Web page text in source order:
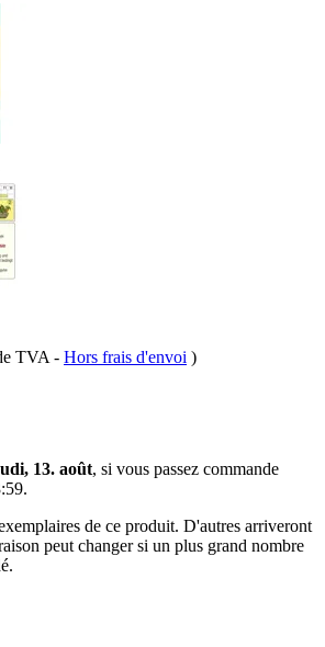
TVA - Hors frais d'envoi )
13. août, si vous passez commande
.
de ce produit. D'autres arriveront
peut changer si un plus grand nombre